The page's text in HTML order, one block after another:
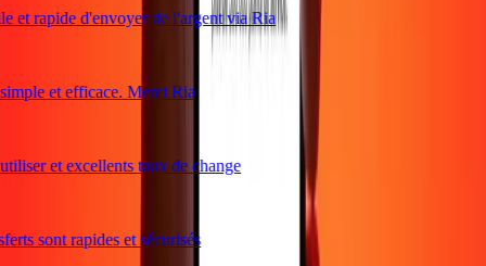
et rapide d'envoyer de l'argent via Ria
et efficace. Merci Ria
et excellents taux de change
sont rapides et sécurisés